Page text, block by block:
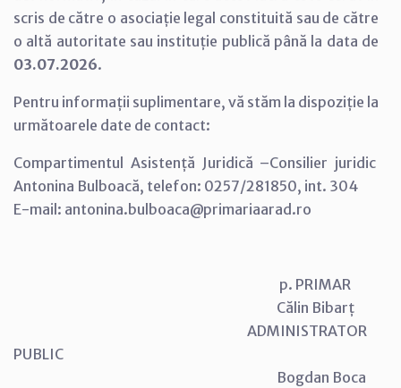
scris de către o asociație legal constituită sau de către
o altă autoritate sau instituție publică până la data de
03.07.2026.
Pentru informații suplimentare, vă stăm la dispoziție la
următoarele date de contact:
Compartimentul Asistență Juridică –Consilier juridic
Antonina Bulboacă, telefon: 0257/281850, int. 304
E-mail: antonina.bulboaca@primariaarad.ro
p. PRIMAR
Călin Bibarț
ADMINISTRATOR
PUBLIC
Bogdan Boca